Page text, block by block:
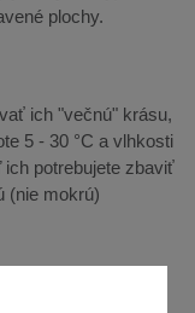
plochy.
ich "večnú" krásu,
5 - 30 °C a vlhkosti
potrebujete zbaviť
(nie mokrú)